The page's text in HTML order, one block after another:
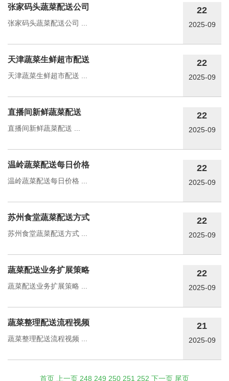
张家码头蔬菜配送公司
张家码头蔬菜配送公司 ...
22
2025-09
天津蔬菜生鲜超市配送
天津蔬菜生鲜超市配送 ...
22
2025-09
直播间新鲜蔬菜配送
直播间新鲜蔬菜配送 ...
22
2025-09
温岭蔬菜配送每日价格
温岭蔬菜配送每日价格 ...
22
2025-09
苏州食堂蔬菜配送方式
苏州食堂蔬菜配送方式 ...
22
2025-09
蔬菜配送业务扩展策略
蔬菜配送业务扩展策略 ...
22
2025-09
蔬菜整理配送流程视频
蔬菜整理配送流程视频 ...
21
2025-09
首页 上一页 248 249 250 251 252 下一页 尾页